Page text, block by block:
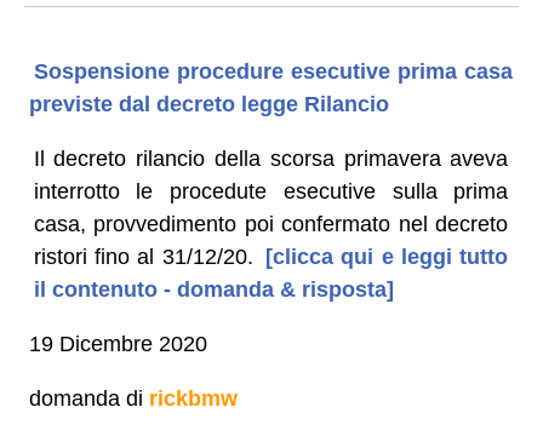
Sospensione procedure esecutive prima casa
previste dal decreto legge Rilancio
Il decreto rilancio della scorsa primavera aveva
interrotto le procedute esecutive sulla prima
casa, provvedimento poi confermato nel decreto
ristori fino al 31/12/20. [clicca qui e leggi tutto
il contenuto - domanda & risposta]
19 Dicembre 2020
domanda di rickbmw